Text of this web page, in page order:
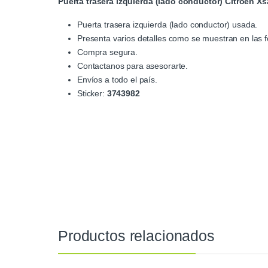
Puerta trasera izquierda (lado conductor) usada.
Presenta varios detalles como se muestran en las
Compra segura.
Contactanos para asesorarte.
Envíos a todo el país.
Sticker: 3743982
Productos relacionados